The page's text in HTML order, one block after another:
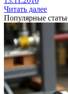
Читать далее
Популярные